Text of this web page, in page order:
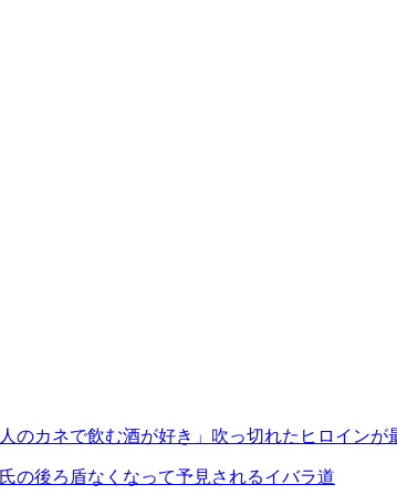
のカネで飲む酒が好き」吹っ切れたヒロインが
の後ろ盾なくなって予見されるイバラ道